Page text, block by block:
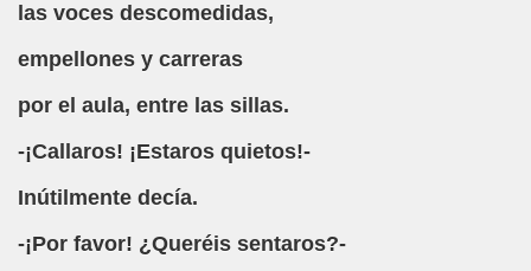
las voces descomedidas,
empellones y carreras
por el aula, entre las sillas.
-¡Callaros! ¡Estaros quietos!-
Inútilmente decía.
-¡Por favor! ¿Queréis sentaros?-
(Desconocido)
Autores)
un Río, Soneto (Anónimo)